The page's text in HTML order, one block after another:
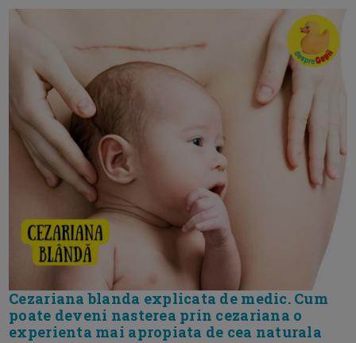
Cezariana blanda explicata de medic. Cum
poate deveni nasterea prin cezariana o
experienta mai apropiata de cea naturala